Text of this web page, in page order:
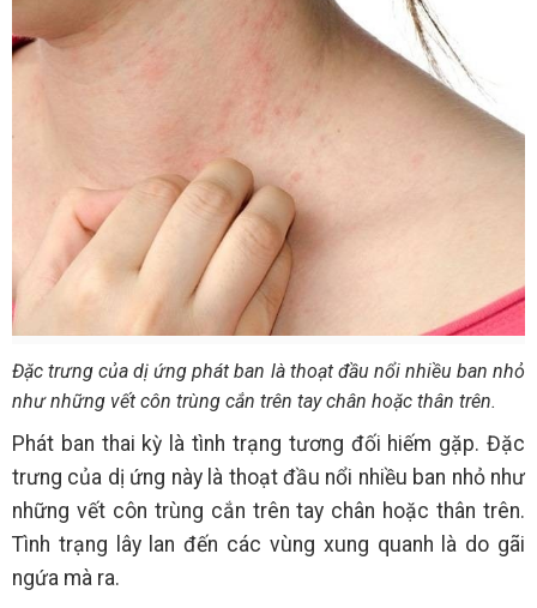
Đặc trưng của dị ứng phát ban là thoạt đầu nổi nhiều ban nhỏ
như những vết côn trùng cắn trên tay chân hoặc thân trên.
Phát ban thai kỳ là tình trạng tương đối hiếm gặp. Đặc
trưng của dị ứng này là thoạt đầu nổi nhiều ban nhỏ như
những vết côn trùng cắn trên tay chân hoặc thân trên.
Tình trạng lây lan đến các vùng xung quanh là do gãi
ngứa mà ra.